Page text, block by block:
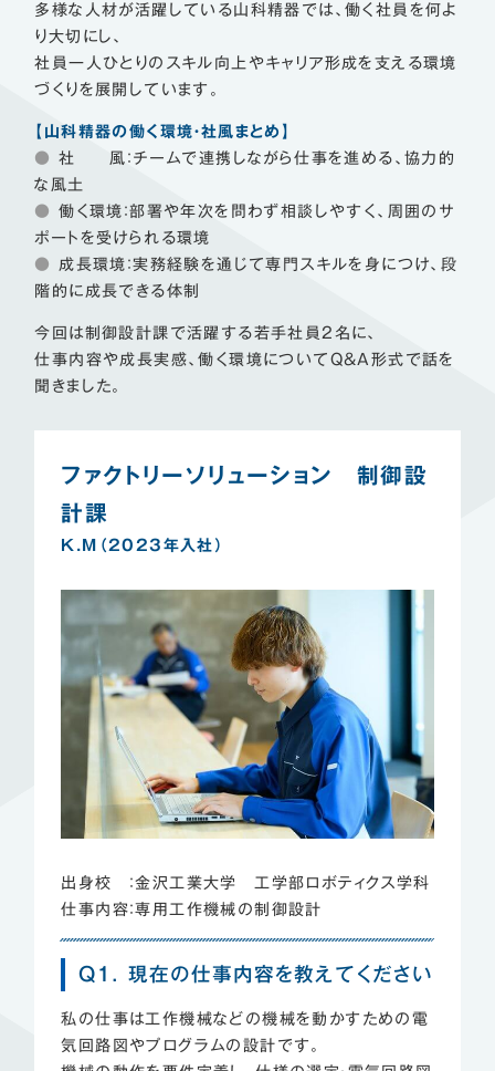
多様な人材が活躍している山科精器では、働く社員を何よ
り大切にし、
社員一人ひとりのスキル向上やキャリア形成を支える環境
づくりを展開しています。
【山科精器の働く環境・社風まとめ】
●
社 風：チームで連携しながら仕事を進める、協力的
な風土
●
働く環境：部署や年次を問わず相談しやすく、周囲のサ
ポートを受けられる環境
●
成長環境：実務経験を通じて専門スキルを身につけ、段
階的に成長できる体制
今回は制御設計課で活躍する若手社員2名に、
仕事内容や成長実感、働く環境についてQ&A形式で話を
聞きました。
ファクトリーソリューション 制御設
計課
K.M（2023年入社）
出身校 ：金沢工業大学 工学部ロボティクス学科
仕事内容：専用工作機械の制御設計
Q1. 現在の仕事内容を教えてください
私の仕事は工作機械などの機械を動かすための電
気回路図やプログラムの設計です。